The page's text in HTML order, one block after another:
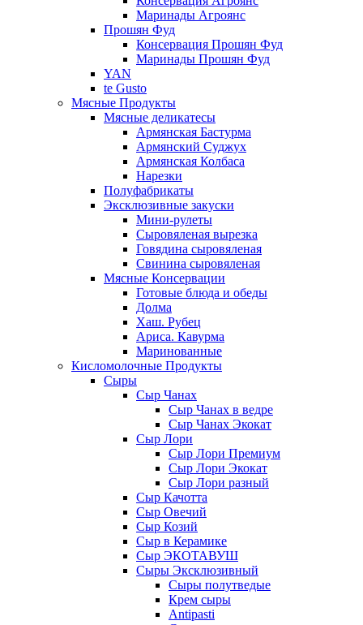
Маринады Агроянс
Прошян Фуд
Консервация Прошян Фуд
Маринады Прошян Фуд
YAN
te Gusto
Мясные Продукты
Мясные деликатесы
Армянская Бастурма
Армянский Суджух
Армянская Колбаса
Нарезки
Полуфабрикаты
Эксклюзивные закуски
Мини-рулеты
Сыровяленая вырезка
Говядина сыровяленая
Свинина сыровяленая
Мясные Консервации
Готовые блюда и обеды
Долма
Хаш. Рубец
Ариса. Кавурма
Маринованные
Кисломолочные Продукты
Сыры
Сыр Чанах
Сыр Чанах в ведре
Сыр Чанах Экокат
Сыр Лори
Сыр Лори Премиум
Сыр Лори Экокат
Сыр Лори разный
Сыр Качотта
Сыр Овечий
Сыр Козий
Сыр в Керамике
Сыр ЭКОТАВУШ
Сыры Эксклюзивный
Сыры полутведые
Крем сыры
Antipasti